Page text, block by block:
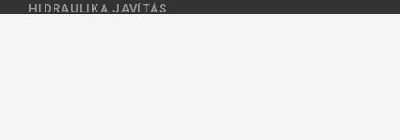
HIDRAULIKA JAVÍTÁS